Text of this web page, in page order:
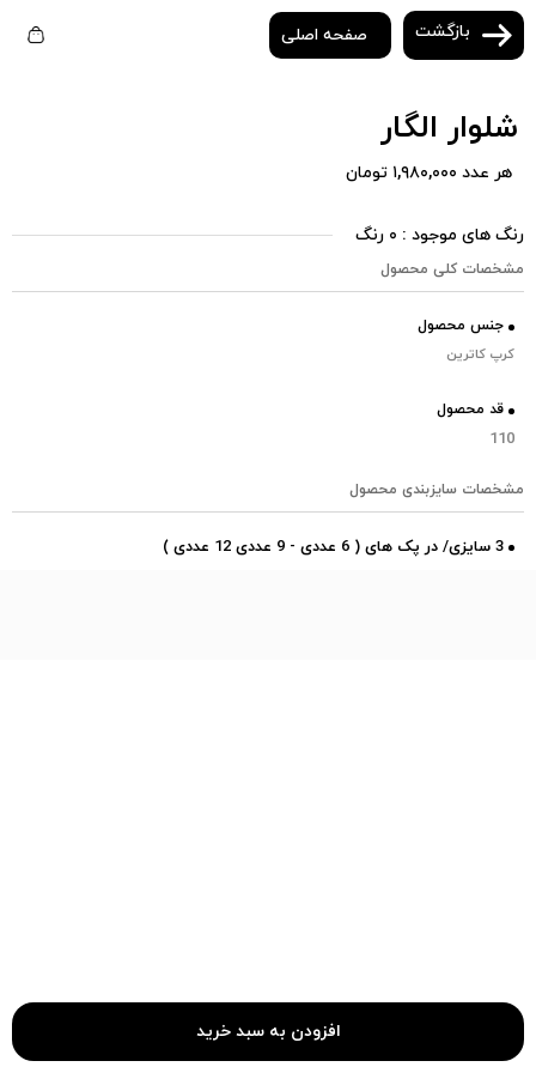
بازگشت صفحه اصلی
شلوار الگار
هر عدد ۱,۹۸۰,۰۰۰ تومان
رنگ های موجود : ۰ رنگ
مشخصات کلی محصول
جنس محصول
کرپ کاترین
قد محصول
110
مشخصات سایزبندی محصول
3 سایزی/ در پک های ( 6 عددی - 9 عددی 12 عددی )
افزودن به سبد خرید